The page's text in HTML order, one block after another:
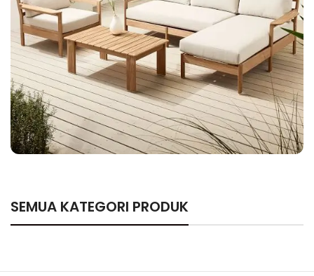
Furniture Outdoor / Teras
Check Collection
SEMUA KATEGORI PRODUK